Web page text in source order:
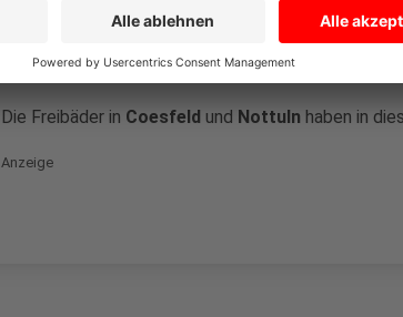
heute (6. September)
Senden:30. September (Mittwoch)
Die Freibäder in Coesfeld und Nottuln haben in
Anzeige